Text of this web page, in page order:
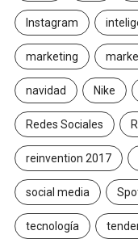
Instagram
marketing
navidad Nike
Redes Sociales
reinvention 2017
social media
tecnología